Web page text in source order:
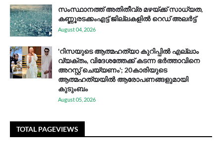
സം​സ്ഥാ​ന​ത്ത് അ​തി​തീ​വ്ര മ​ഴ​യ്ക്ക് സാ​ധ്യ​ത,
കണ്ണൂരടക്കംഎ​ട്ട് ജി​ല്ല​ക​ളി​ൽ റെ​ഡ് അ​ലർ​ട്ട്
August 04, 2026
'റിസയുടെ ആത്മഹത്യാ കുറിപ്പിൽ എല്ലാം
വ്യക്തം, വിദേശത്തേക്ക് കടന്ന ഭർത്താവിനെ
അറസ്റ്റ് ചെയ്യണം'; 20കാരിയുടെ
ആത്മഹത്യയിൽ ആരോപണങ്ങളുമായി
കുടുംബം
August 05, 2026
TOTAL PAGEVIEWS